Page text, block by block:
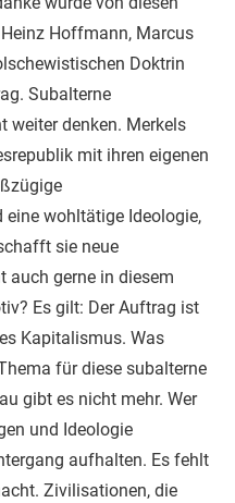
Hoffmann, Marcus
Doktrin
Subalterne
weiter denken. Merkels
mit ihren eigenen
wohltätige Ideologie,
sie neue
auch gerne in diesem
Es gilt: Der Auftrag ist
Kapitalismus. Was
für diese subalterne
gibt es nicht mehr. Wer
und Ideologie
aufhalten. Es fehlt
Zivilisationen, die